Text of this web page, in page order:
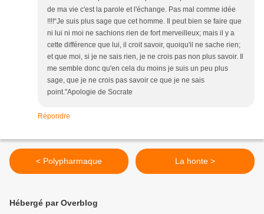
de ma vie c'est la parole et l'échange. Pas mal comme idée
!!!!“Je suis plus sage que cet homme. Il peut bien se faire que
ni lui ni moi ne sachions rien de fort merveilleux; mais il y a
cette différence que lui, il croit savoir, quoiqu'il ne sache rien;
et que moi, si je ne sais rien, je ne crois pas non plus savoir. Il
me semble donc qu'en cela du moins je suis un peu plus
sage, que je ne crois pas savoir ce que je ne sais
point."Apologie de Socrate
Répondre
< Polypharmaque La honte >
Hébergé par Overblog